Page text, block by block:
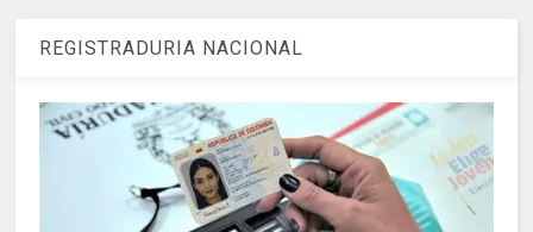
REGISTRADURIA NACIONAL